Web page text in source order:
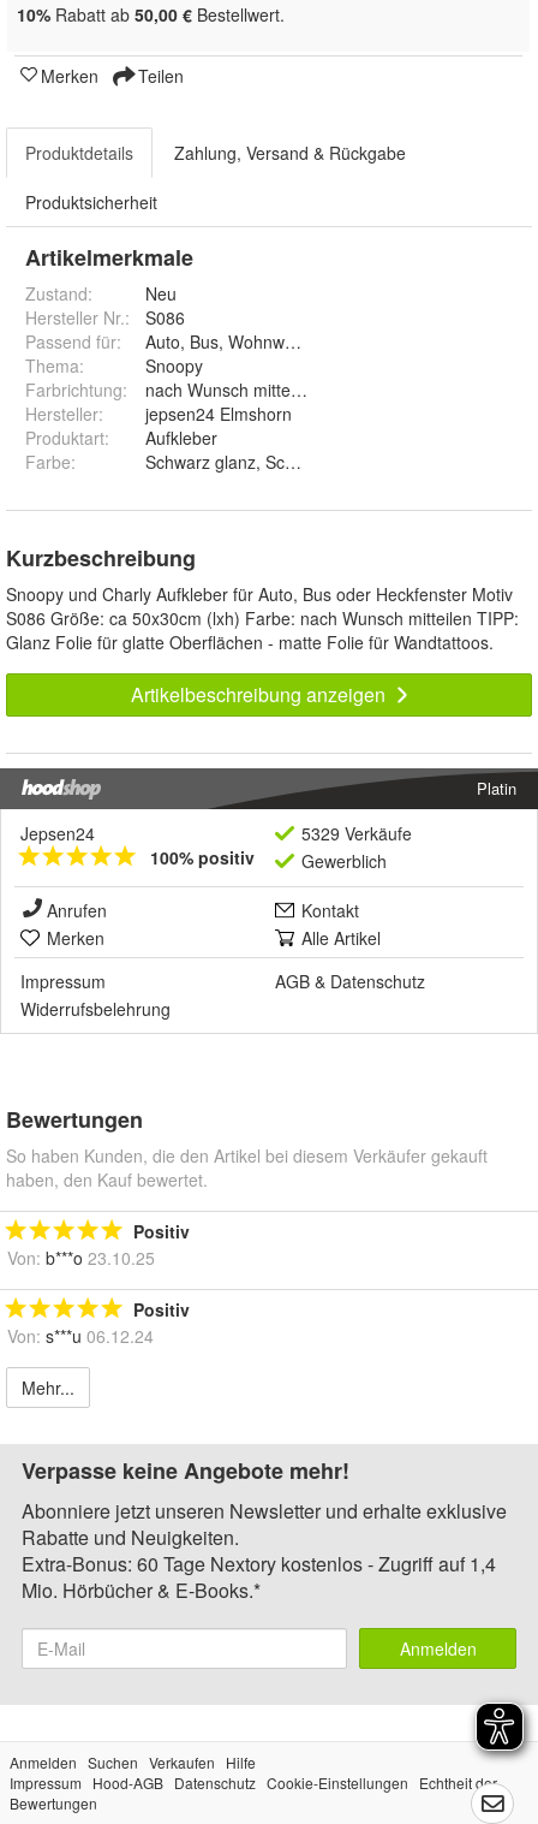
10% Rabatt ab 50,00 € Bestellwert.
Merken Teilen
Produktdetails Zahlung, Versand & Rückgabe
Produktsicherheit
Artikelmerkmale
Zustand:
Neu
Hersteller Nr.:
S086
Passend für:
Auto, Bus, Wohnwagen, Wand, Fenster
Thema:
Snoopy
Farbrichtung:
nach Wunsch mitteilen
Hersteller:
jepsen24 Elmshorn
Produktart:
Aufkleber
Farbe: Schwarz glanz, Schwarz matt, Weiß glanz, Weiß
Kurzbeschreibung
Snoopy und Charly Aufkleber für Auto, Bus oder Heckfenster Motiv
S086 Größe: ca 50x30cm (lxh) Farbe: nach Wunsch mitteilen TIPP:
Glanz Folie für glatte Oberflächen - matte Folie für Wandtattoos.
Artikelbeschreibung anzeigen
Platin
Jepsen24
100% positiv
5329 Verkäufe
Gewerblich
Anrufen
Kontakt
Merken
Alle Artikel
Impressum
AGB & Datenschutz
Widerrufsbelehrung
Bewertungen
So haben Kunden, die den Artikel bei diesem Verkäufer gekauft
haben, den Kauf bewertet.
Positiv
Von: b***o 23.10.25
Positiv
Von: s***u 06.12.24
Mehr...
Verpasse keine Angebote mehr!
Abonniere jetzt unseren Newsletter und erhalte exklusive
Rabatte und Neuigkeiten.
Extra-Bonus: 60 Tage Nextory kostenlos - Zugriff auf 1,4
Mio. Hörbücher & E-Books.*
Anmelden
Anmelden Suchen Verkaufen
Hilfe
Impressum
Hood-AGB Datenschutz Cookie-Einstellungen
Echtheit der
Bewertungen